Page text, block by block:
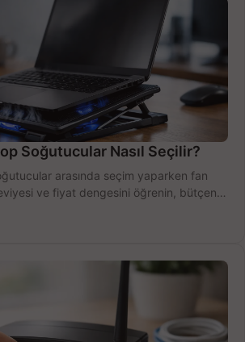
Soğutucular Nasıl Seçilir?
arasında seçim yaparken fan
ve fiyat dengesini öğrenin, bütçenizi